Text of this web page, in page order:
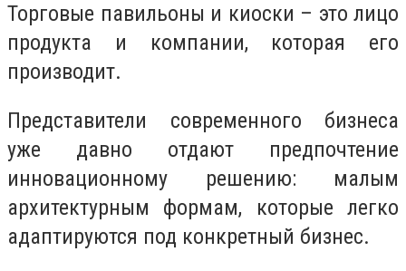
Торговые павильоны и киоски – это лицо
продукта и компании, которая его
производит.
Представители современного бизнеса
уже давно отдают предпочтение
инновационному решению: малым
архитектурным формам, которые легко
адаптируются под конкретный бизнес.